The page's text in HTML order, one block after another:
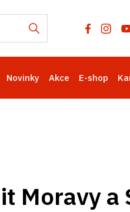
Novinky Akce E-shop
Moravy a